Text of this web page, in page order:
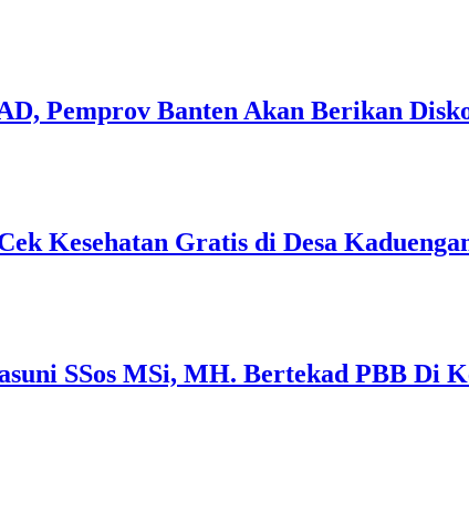
Pemprov Banten Akan Berikan
Kesehatan Gratis di Desa
SSos MSi, MH. Bertekad PBB Di